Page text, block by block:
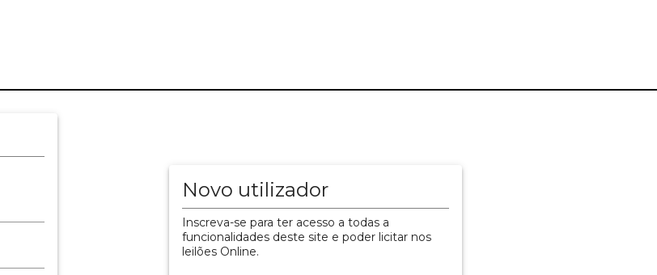
Novo utilizador
Inscreva-se para ter acesso a todas a
funcionalidades deste site e poder licitar nos
leilões Online.